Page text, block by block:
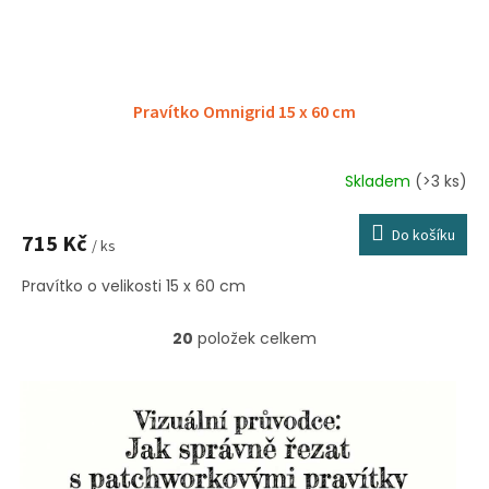
Pravítko Omnigrid 15 x 60 cm
je
z
Skladem (>3 ks)
715 Kč / ks Do košíku
Pravítko o velikosti 15 x 60 cm
O
á
d
a
c
20 položek celkem